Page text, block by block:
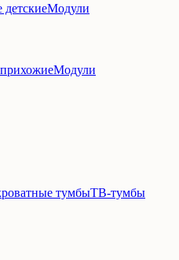
Модули
Модули
тумбыТВ-тумбы